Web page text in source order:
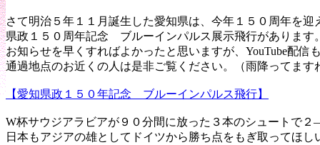
さて明治５年１１月誕生した愛知県は、今年１５０周年を迎
県政１５０周年記念 ブルーインパルス展示飛行があります
お知らせを早くすればよかったと思いますが、YouTube配信
通過地点のお近くの人は是非ご覧ください。（雨降ってます
【愛知県政１５０年記念 ブルーインパルス飛行】
W杯サウジアラビアが９０分間に放った３本のシュートで
日本もアジアの雄としてドイツから勝ち点をもぎ取ってほし